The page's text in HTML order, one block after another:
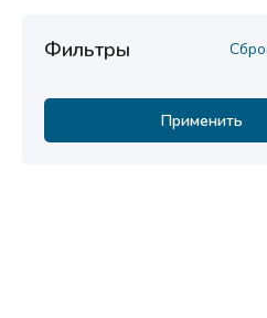
Фильтры
Применить